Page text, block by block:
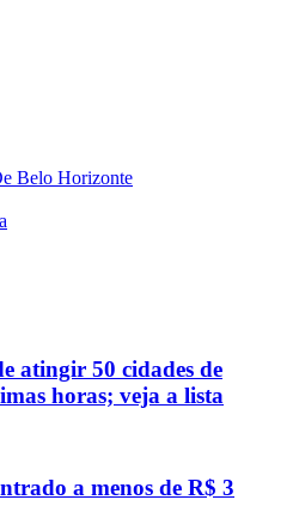
Belo Horizonte
atingir 50 cidades de
horas; veja a lista
a menos de R$ 3